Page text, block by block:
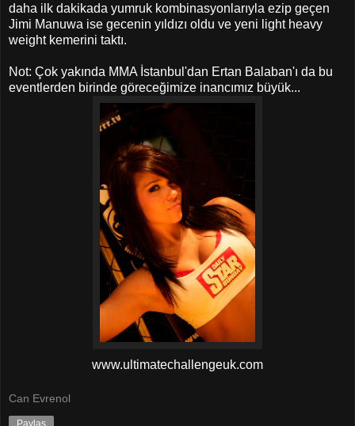
daha ilk dakikada yumruk kombinasyonlarıyla ezip geçen
Jimi Manuwa ise gecenin yıldızı oldu ve yeni light heavy
weight kemerini taktı.
Not: Çok yakında MMA İstanbul'dan Ertan Balaban'ı da bu
eventlerden birinde göreceğimize inancımız büyük...
www.ultimatechallengeuk.com
Can Evrenol